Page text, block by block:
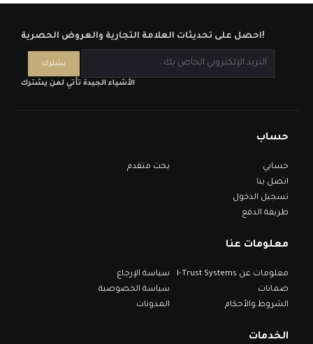
احصل على تحديثات العلامة التجارية والعروض الحصرية!
الأشياء الجيدة تأتي لمن يشترك
حساب
حسابي
اتصل بنا
تسجيل الدخول
طريقة الدفع
بحث متقدم
معلومات عنا
معلومات عن I-Trust Systems
ضمانات
الشروط والأحكام
سياسة الإرجاع
سياسة الخصوصية
المدونات
الخدمات